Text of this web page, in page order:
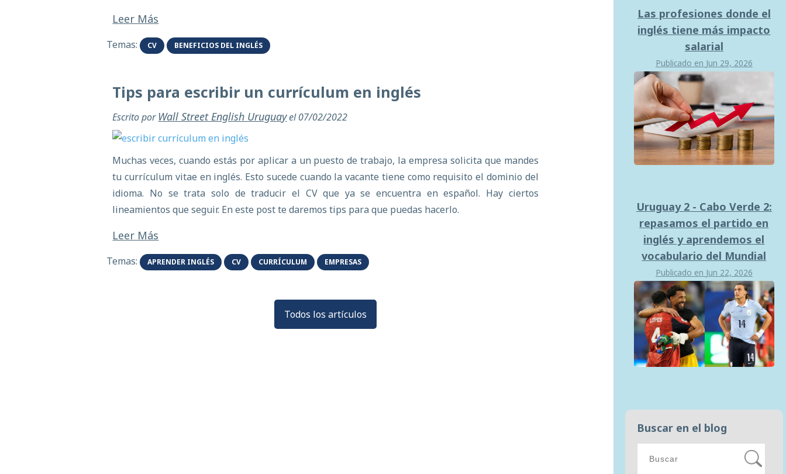
Leer Más
Temas: CV BENEFICIOS DEL INGLÉS
Tips para escribir un currículum en inglés
Escrito por Wall Street English Uruguayel 07/02/2022
Muchas veces, cuando estás por aplicar a un puesto de trabajo, la empresa solicita que mandes
tu currículum vitae en inglés. Esto sucede cuando la vacante tiene como requisito el dominio del
idioma. No se trata solo de traducir el CV que ya se encuentra en español. Hay ciertos
lineamientos que seguir. En este post te daremos tips para que puedas hacerlo.
Leer Más
Temas: APRENDER INGLÉS CV CURRÍCULUM EMPRESAS
Todos los artículos
Las profesiones donde el
inglés tiene más impacto
salarial
Publicado en Jun 29, 2026
Uruguay 2 - Cabo Verde 2:
repasamos el partido en
inglés y aprendemos el
vocabulario del Mundial
Publicado en Jun 22, 2026
Buscar en el blog